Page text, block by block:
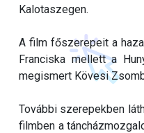
Kalotaszegen.
A film főszerepeit a
Franciska mellett a
megismert Kövesi
További szerepekben
filmben a